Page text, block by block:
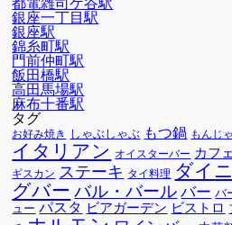
銀座一丁目駅
銀座駅
錦糸町駅
門前仲町駅
飯田橋駅
高田馬場駅
麻布十番駅
タグ
お好み焼き しゃぶしゃぶ もつ鍋 もんじ
イタリアン オイスターバー カフェ
ギスカン ステーキ タイ料理 ダイ
グバーバル・バールバー バ
ュー パスタ ビアガーデン ビストロ